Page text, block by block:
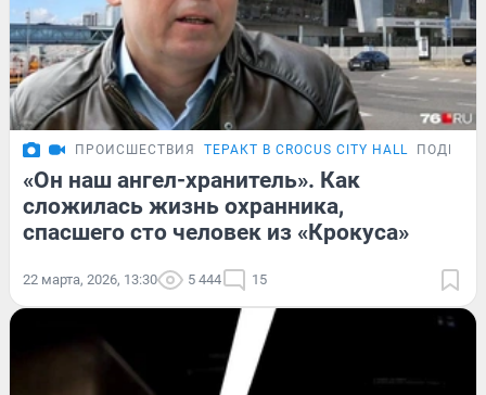
ПРОИСШЕСТВИЯ ТЕРАКТ В CROCUS CITY HALL
«Он наш ангел-хранитель». Как
сложилась жизнь охранника,
спасшего сто человек из «Крокуса»
22 марта, 2026, 13:30 5 444 15